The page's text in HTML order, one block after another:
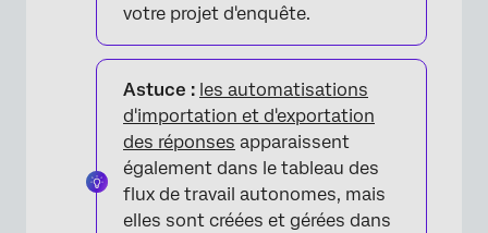
votre projet d'enquête.
Astuce : les automatisations
d'importation et d'exportation
des réponses apparaissent
également dans le tableau des
flux de travail autonomes, mais
elles sont créées et gérées dans